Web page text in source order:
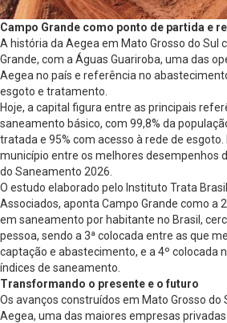
Campo Grande como ponto de partida e
A história da Aegea em Mato Grosso do Sul
Grande, com a Águas Guariroba, uma das
Aegea no país e referência no
esgoto e tratamento.
Hoje, a capital figura entre as principais
saneamento básico, com 99,8% da
tratada e 95% com acesso à rede de
município entre os melhores desempenhos
do Saneamento 2026.
O estudo elaborado pelo Instituto Trata
Associados, aponta Campo Grande como a
em saneamento por habitante no Brasil,
pessoa, sendo a 3ª colocada entre as que
captação e abastecimento, e a 4º colocada
índices de saneamento.
Transformando o presente e o futuro
Os avanços construídos em Mato Grosso
Aegea, uma das maiores empresas